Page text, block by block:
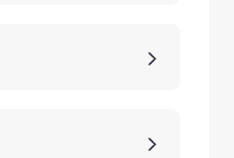
館來，客